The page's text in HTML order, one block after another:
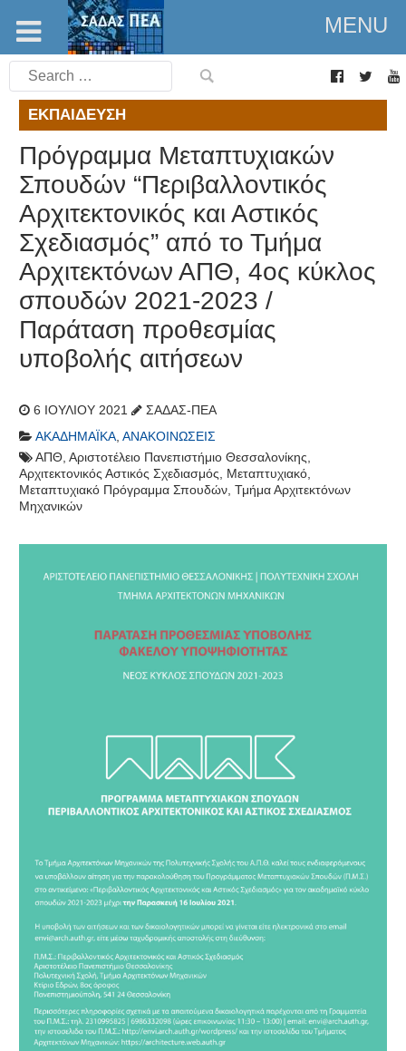
MENU
Search
for:
ΕΚΠΑΊΔΕΥΣΗ
Πρόγραμμα Μεταπτυχιακών
Σπουδών “Περιβαλλοντικός
Αρχιτεκτονικός και Αστικός
Σχεδιασμός” από το Τμήμα
Αρχιτεκτόνων ΑΠΘ, 4ος κύκλος
σπουδών 2021-2023 /
Παράταση προθεσμίας
υποβολής αιτήσεων
6 ΙΟΥΛΊΟΥ 2021
ΣΑΔΑΣ-ΠΕΑ
ΑΚΑΔΗΜΑΪΚΆ, ΑΝΑΚΟΙΝΏΣΕΙΣ
ΑΠΘ, Αριστοτέλειο Πανεπιστήμιο Θεσσαλονίκης,
Αρχιτεκτονικός Αστικός Σχεδιασμός, Μεταπτυχιακό,
Μεταπτυχιακό Πρόγραμμα Σπουδών, Τμήμα Αρχιτεκτόνων
Μηχανικών